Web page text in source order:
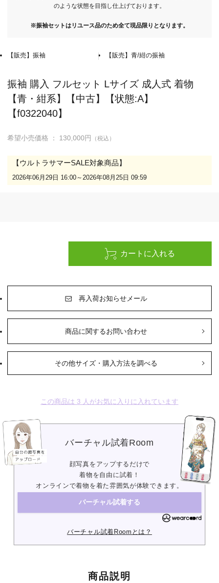
03-6849-0596
平日：10:00～17:00
京都きもの友禅公式サイト
Yahoo!ショッピング店
のような状態を目指し仕上げております。
※振袖セットはリユース品のため全て現品限りとなります。
【販売】振袖 【販売】青/紺の振袖
振袖 購入 フルセット Lサイズ 成人式 着物
【青・紺系】【中古】【状態:A】
【f0322040】
希望小売価格 ： 130,000円 （税込）
【ウルトラサマーSALE対象商品】
2026年06月29日 16:00～2026年08月25日 09:59
再入荷お知らせメール
商品に関するお問い合わせ
その他サイズ・購入方法を調べる
この商品は 3 人がお気に入りに入れています
バーチャル試着Room
顔写真をアップするだけで
着物を自由に試着！
オンラインで着物を着た雰囲気が体験できます。
バーチャル試着する
バーチャル試着Roomとは？
商品説明